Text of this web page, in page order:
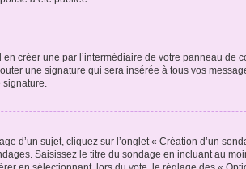
créer une par l’intermédiaire de votre panneau de
une signature qui sera insérée à tous vos
signature.
d’un sujet, cliquez sur l’onglet « Création d’un
Saisissez le titre du sondage en incluant au